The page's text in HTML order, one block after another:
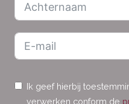
Ik geef hierbij
verwerken conform de